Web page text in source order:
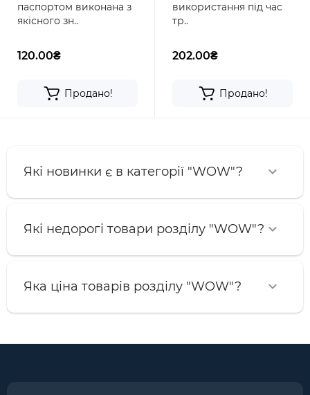
паспортом виконана з
якісного зн..
120.00₴
Продано!
використання під час
тр..
202.00₴
Продано!
Які новинки є в категорії "WOW"?
Які недорогі товари розділу "WOW"?
Яка ціна товарів розділу "WOW"?